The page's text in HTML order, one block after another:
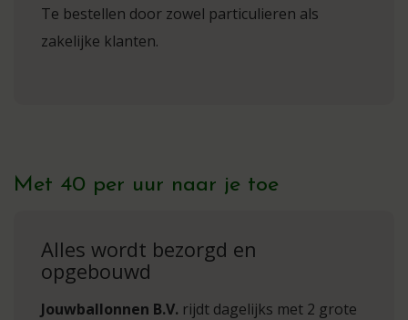
Te bestellen door zowel particulieren als
zakelijke klanten.
Met 40 per uur naar je toe
Alles wordt bezorgd en
opgebouwd
Jouwballonnen B.V. rijdt dagelijks met 2 grote